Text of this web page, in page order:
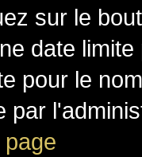
sur le
date
pour le
par